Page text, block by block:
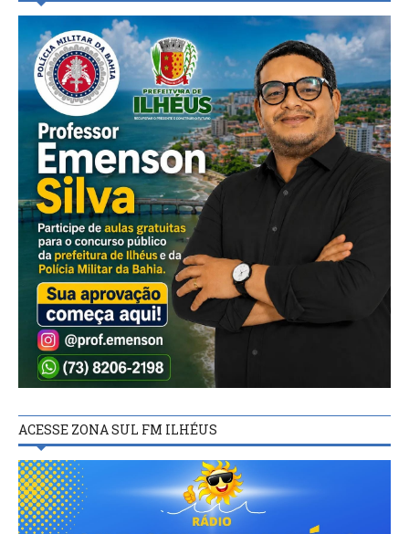
ACESSE ZONA SUL FM ILHÉUS